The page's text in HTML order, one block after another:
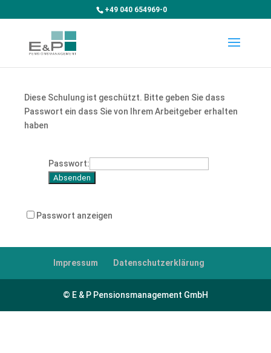
+49 040 654969-0
Diese Schulung ist geschützt. Bitte geben Sie dass
Passwort ein dass Sie von Ihrem Arbeitgeber erhalten
haben
Passwort:
Passwort anzeigen
Impressum Datenschutzerklärung
© E & P Pensionsmanagement GmbH